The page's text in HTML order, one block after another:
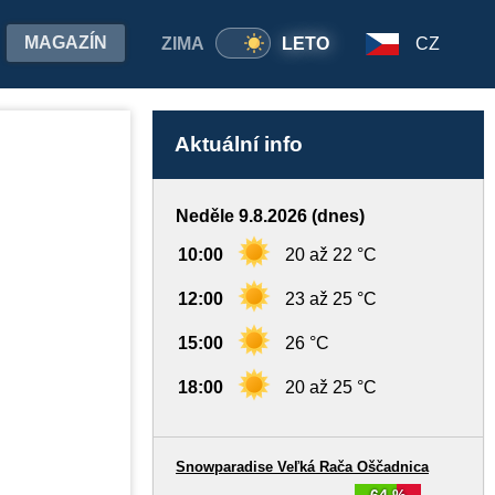
ZIMA LETO
MAGAZÍN CZ
Aktuální info
Neděle 9.8.2026 (dnes)
10:00 20 až 22 °C
12:00 23 až 25 °C
15:00 26 °C
18:00 20 až 25 °C
Snowparadise Veľká Rača Oščadnica